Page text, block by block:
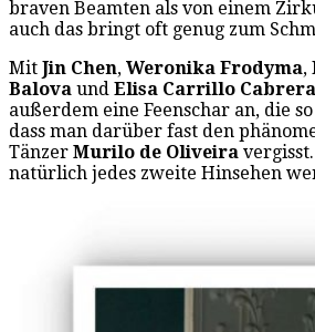
braven Beamten als von einem
auch das bringt oft genug zum
Mit Jin Chen, Weronika Frodyma,
Balova und Elisa Carrillo Cabrera
außerdem eine Feenschar an, die
dass man darüber fast den
Tänzer Murilo de Oliveira
natürlich jedes zweite Hinsehen